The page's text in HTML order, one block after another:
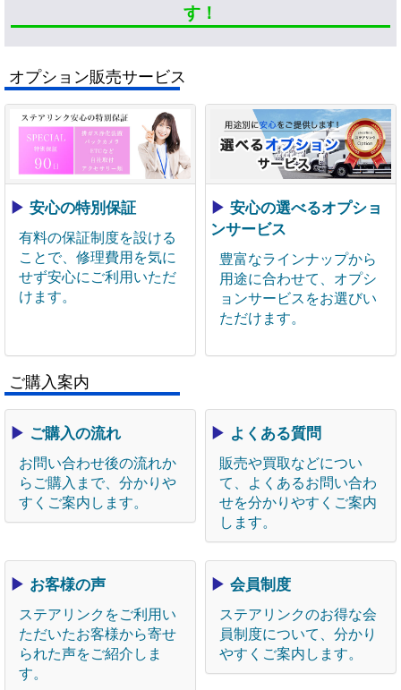
す！
オプション販売サービス
▶ 安心の特別保証
有料の保証制度を設ける
ことで、修理費用を気に
せず安心にご利用いただ
けます。
▶ 安心の選べるオプショ
ンサービス
豊富なラインナップから
用途に合わせて、オプシ
ョンサービスをお選びい
ただけます。
ご購入案内
▶ ご購入の流れ
お問い合わせ後の流れか
らご購入まで、分かりや
すくご案内します。
▶ よくある質問
販売や買取などについ
て、よくあるお問い合わ
せを分かりやすくご案内
します。
▶ お客様の声
ステアリンクをご利用い
ただいたお客様から寄せ
られた声をご紹介しま
す。
▶ 会員制度
ステアリンクのお得な会
員制度について、分かり
やすくご案内します。